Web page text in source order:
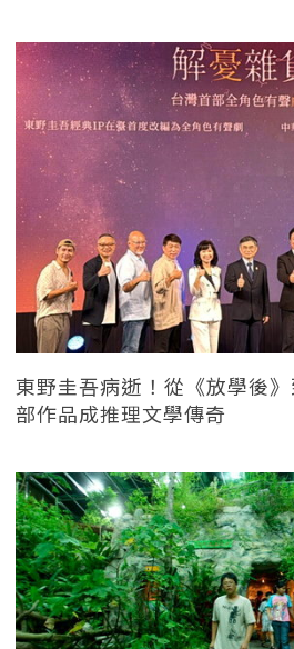
東野圭吾病逝！從《放學後
部作品成推理文學傳奇